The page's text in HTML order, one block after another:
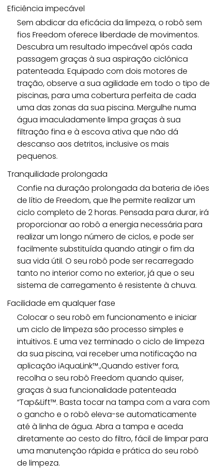
Eficiência impecável
Sem abdicar da eficácia da limpeza, o robô sem
fios Freedom oferece liberdade de movimentos.
Descubra um resultado impecável após cada
passagem graças à sua aspiração ciclónica
patenteada. Equipado com dois motores de
tração, observe a sua agilidade em todo o tipo de
piscinas, para uma cobertura perfeita de cada
uma das zonas da sua piscina. Mergulhe numa
água imaculadamente limpa graças à sua
filtração fina e à escova ativa que não dá
descanso aos detritos, inclusive os mais
pequenos.
Tranquilidade prolongada
Confie na duração prolongada da bateria de iões
de lítio de Freedom, que lhe permite realizar um
ciclo completo de 2 horas. Pensada para durar, irá
proporcionar ao robô a energia necessária para
realizar um longo número de ciclos, e pode ser
facilmente substituída quando atingir o fim da
sua vida útil. O seu robô pode ser recarregado
tanto no interior como no exterior, já que o seu
sistema de carregamento é resistente à chuva.
Facilidade em qualquer fase
Colocar o seu robô em funcionamento e iniciar
um ciclo de limpeza são processo simples e
intuitivos. E uma vez terminado o ciclo de limpeza
da sua piscina, vai receber uma notificação na
aplicação iAquaLink™.,Quando estiver fora,
recolha o seu robô Freedom quando quiser,
graças à sua funcionalidade patenteada
“Tap&Lift™. Basta tocar na tampa com a vara com
o gancho e o robô eleva-se automaticamente
até à linha de água. Abra a tampa e aceda
diretamente ao cesto do filtro, fácil de limpar para
uma manutenção rápida e prática do seu robô
de limpeza.